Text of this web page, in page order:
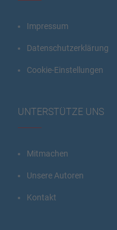
Impressum
Datenschutzerklärung
Cookie-Einstellungen
UNTERSTÜTZE UNS
Mitmachen
Unsere Autoren
Kontakt